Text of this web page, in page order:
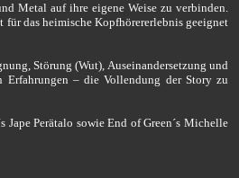
Metal auf ihre eigene Weise zu verbinden.
das heimische Kopfhörererlebnis geeignet
Störung (Wut), Auseinandersetzung und
– die Vollendung der Story zu
Perätalo sowie End of Green´s Michelle